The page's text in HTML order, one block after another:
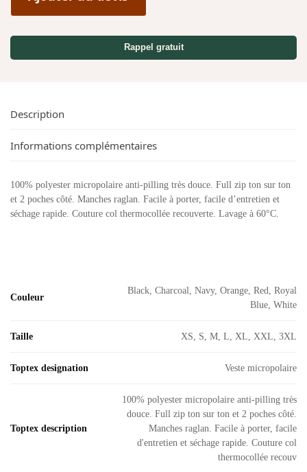
Rappel gratuit
Description
Informations complémentaires
100% polyester micropolaire anti-pilling très douce. Full zip ton sur ton
et 2 poches côté. Manches raglan. Facile à porter, facile d’entretien et
séchage rapide. Couture col thermocollée recouverte. Lavage à 60°C.
Couleur
Black, Charcoal, Navy, Orange, Red, Royal
Blue, White
Taille XS, S, M, L, XL, XXL, 3XL
Toptex designation Veste micropolaire
Toptex description
100% polyester micropolaire anti-pilling très
douce. Full zip ton sur ton et 2 poches côté.
Manches raglan. Facile à porter, facile
d'entretien et séchage rapide. Couture col
thermocollée recouv